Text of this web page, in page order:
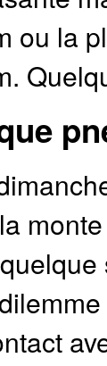
ou la